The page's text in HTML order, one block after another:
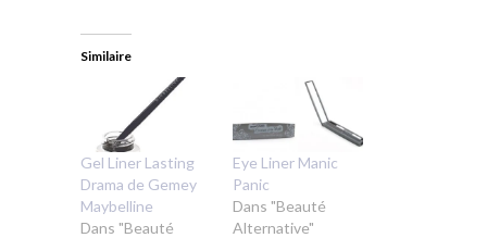
Similaire
Gel Liner Lasting
Drama de Gemey
Maybelline
Dans "Beauté
Eye Liner Manic
Panic
Dans "Beauté
Alternative"